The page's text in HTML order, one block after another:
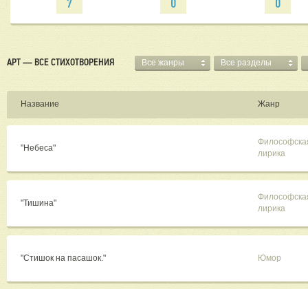
7 0 0
АРТ — ВСЕ СТИХОТВОРЕНИЯ Все жанры Все разделы
Название Жанр
"Небеса"
лирика
"Тишина"
лирика
"Стишок на пасашок." Юмор